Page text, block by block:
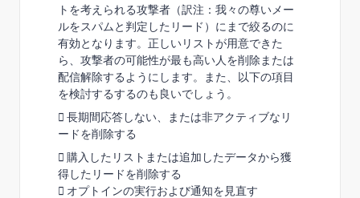
トを考えられる攻撃者（訳注：我々の尊いメー
ルをスパムと判定したリード）にまで絞るのに
有効となります。正しいリストが用意できた
ら、攻撃者の可能性が最も高い人を削除または
配信解除するようにします。また、以下の項目
を検討するするのも良いでしょう。
 長期間応答しない、または非アクティブなリ
ードを削除する
 購入したリストまたは追加したデータから獲
得したリードを削除する
 オプトインの実行および通知を見直す